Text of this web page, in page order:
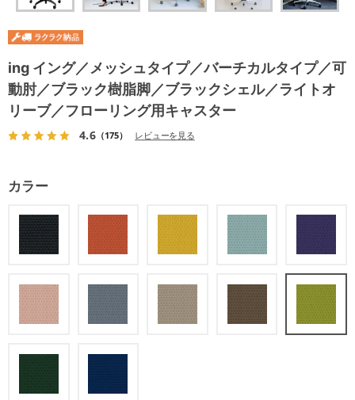
ing イング／メッシュタイプ／バーチカルタイプ／可
動肘／ブラック樹脂脚／ブラックシェル／ライトオ
リーブ／フローリング用キャスター
4.6（175） レビューを見る
カラー